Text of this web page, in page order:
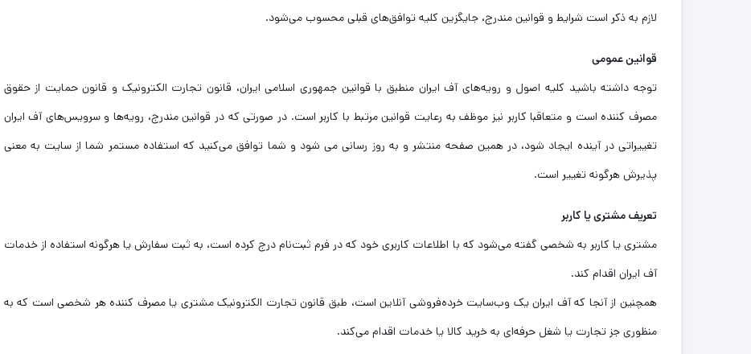
لازم به ذکر است شرایط و قوانین مندرج، جایگزین کلیه توافق‌های قبلی محسوب می‌شود.
قوانین عمومی
توجه داشته باشید کلیه اصول و رویه‌های آف ایران منطبق با قوانین جمهوری اسلامی ایران، قانون تجارت الکترونیک و قانون حمایت از حقوق
مصرف کننده است و متعاقبا کاربر نیز موظف به رعایت قوانین مرتبط با کاربر است. در صورتی که در قوانین مندرج، رویه‌ها و سرویس‌های آف ایران
تغییراتی در آینده ایجاد شود، در همین صفحه منتشر و به روز رسانی می شود و شما توافق می‌کنید که استفاده مستمر شما از سایت به معنی
پذیرش هرگونه تغییر است.
تعریف مشتری یا کاربر
مشتری یا کاربر به شخصی گفته می‌شود که با اطلاعات کاربری خود که در فرم ثبت‌نام درج کرده است، به ثبت سفارش یا هرگونه استفاده از خدمات
آف ایران اقدام کند.
همچنین از آنجا که آف ایران یک وب‌سایت خرده‌فروشی آنلاین است، طبق قانون تجارت الکترونیک مشتری یا مصرف کننده هر شخصی است که به
منظوری جز تجارت یا شغل حرفه‌ای به خرید کالا یا خدمات اقدام می‌کند.